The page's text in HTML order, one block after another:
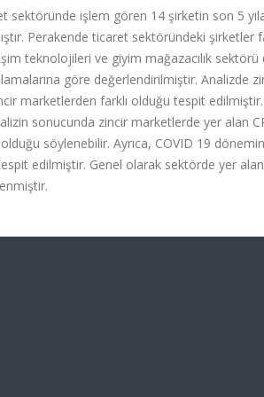
işlem gören 14 şirketin son 5
Perakende ticaret sektöründeki şirketler
teknolojileri ve giyim mağazacılık sektörü
göre değerlendirilmiştir. Analizde
marketlerden farklı olduğu tespit
sonucunda zincir marketlerde yer alan
söylenebilir. Ayrıca, COVID 19
edilmiştir. Genel olarak sektörde yer